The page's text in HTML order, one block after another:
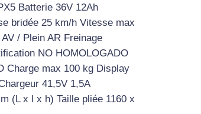
Batterie 36V 12Ah
bridée 25 km/h Vitesse max
/ Plein AR Freinage
NO HOMOLOGADO
Charge max 100 kg Display
41,5V 1,5A
(L x l x h) Taille pliée 1160 x